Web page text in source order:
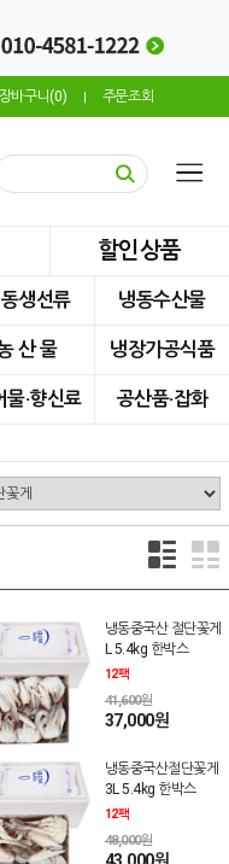
장바구니(0) 주문조회
할인상품
생선류 냉동수산물
산 물 냉장가공식품
물·향신료 공산품·잡화
냉동중국산 절단꽃게
L 5.4kg 한박스
12팩
41,600원
37,000원
냉동중국산절단꽃게
3L 5.4kg 한박스
12팩
48,000원